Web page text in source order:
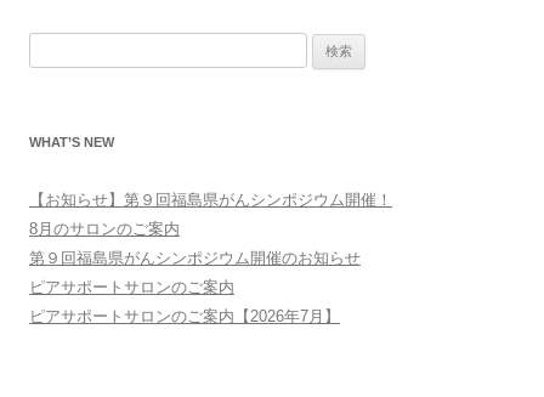
ン
WHAT’S NEW
【お知らせ】第９回福島県がんシンポジウム開催！
8月のサロンのご案内
第９回福島県がんシンポジウム開催のお知らせ
ピアサポートサロンのご案内
ピアサポートサロンのご案内【2026年7月】